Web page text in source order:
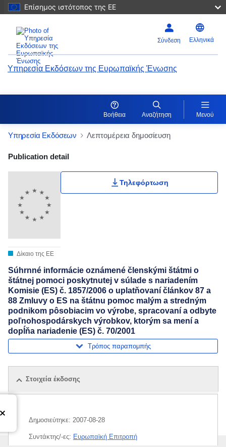
Επίσημος ιστότοπος της ΕΕ
Σύνδεση Ελληνικά
Υπηρεσία Εκδόσεων της Ευρωπαϊκής Ένωσης
Βοήθεια Αναζήτηση Μενού
Υπηρεσία Εκδόσεων Λεπτομέρεια δημοσίευση
Publication Detail Actions Portlet
Publication detail
Δίκαιο της ΕΕ
Τηλεφόρτωση
Súhrnné informácie oznámené členskými štátmi o
štátnej pomoci poskytnutej v súlade s nariadením
Komisie (ES) č. 1857/2006 o uplatňovaní článkov 87 a
88 Zmluvy o ES na štátnu pomoc malým a stredným
podnikom pôsobiacim vo výrobe, spracovaní a odbyte
poľnohospodárskych výrobkov, ktorým sa mení a
dopĺňa nariadenie (ES) č. 70/2001
Τρόπος παραπομπής
Στοιχεία έκδοσης
Δημοσιεύτηκε: 2007-08-28
Συντάκτης/-ες: Ευρωπαϊκή Επιτροπή